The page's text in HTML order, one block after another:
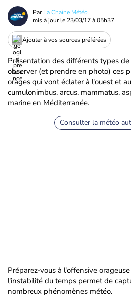
ParLa Chaîne Météo
mis à jour le 23/03/17 à 05h37
Ajouter à vos sources préférées
Présentation des différents types
observer (et prendre en photo) ces
orages qui vont éclater à l'ouest et
cumulonimbus, arcus, mammatus,
marine en Méditerranée.
Consulter la météo
Préparez-vous à l'offensive
l'instabilité du temps permet de
nombreux phénomènes météo.